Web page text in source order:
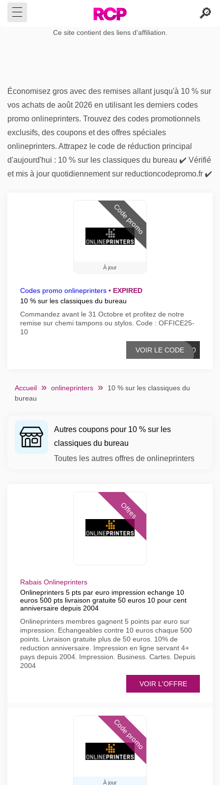
Ce site contient des liens d'affiliation.
Économisez gros avec des remises allant jusqu'à 10 % sur
vos achats de août 2026 en utilisant les derniers codes
promo onlineprinters. Trouvez des codes promotionnels
exclusifs, des coupons et des offres spéciales
onlineprinters. Attrapez le code de réduction principal
d'aujourd'hui : 10 % sur les classiques du bureau ✔️ Vérifié
et mis à jour quotidiennement sur reductioncodepromo.fr ✔️
À jour
Code promo
Codes promo onlineprinters • EXPIRED
10 % sur les classiques du bureau
Commandez avant le 31 Octobre et profitez de notre
remise sur chemi tampons ou stylos. Code : OFFICE25-
10
5-10
VOIR LE CODE
Accueil onlineprinters
10 % sur les classiques du
bureau
Autres coupons pour 10 % sur les
classiques du bureau
Toutes les autres offres de onlineprinters
Offres
Rabais Onlineprinters
Onlineprinters 5 pts par euro impression echange 10
euros 500 pts livraison gratuite 50 euros 10 pour cent
anniversaire depuis 2004
Onlineprinters membres gagnent 5 points par euro sur
impression. Echangeables contre 10 euros chaque 500
points. Livraison gratuite plus de 50 euros. 10% de
reduction anniversaire. Impression en ligne servant 4+
pays depuis 2004. Impression. Business. Cartes. Depuis
2004
VOIR L'OFFRE
À jour
Code promo